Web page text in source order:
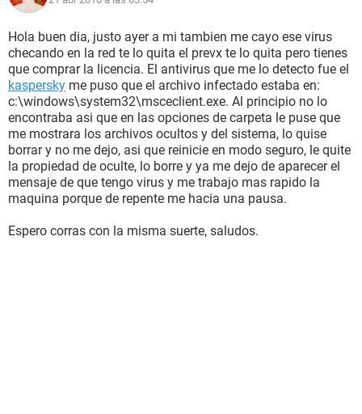
nod32 y me dijo que habia enkontrado algo pero que no se
el nombre del troyano o gusano era win32/vBbot.aq.
Tengo dos Hipotesis.
1.- Podria ser que mi programa Ciber Boss 4.5 Este
ocacionando esto
2.- Podria Ser que mi antivirus nod32 ya no este
funcionando bien y se este colando por ahi el virus
Observacion:
dada de alta en el ciberboss, osea no la trabajo con el ciber
Hola buen dia, justo ayer a mi tambien me cayo ese virus
checando en la red te lo quita el prevx te lo quita pero tienes
que comprar la licencia. El antivirus que me lo detecto fue el
kaspersky me puso que el archivo infectado estaba en:
c:\windows\system32\msceclient.exe. Al principio no lo
encontraba asi que en las opciones de carpeta le puse que
me mostrara los archivos ocultos y del sistema, lo quise
borrar y no me dejo, asi que reinicie en modo seguro, le quite
la propiedad de oculte, lo borre y ya me dejo de aparecer el
mensaje de que tengo virus y me trabajo mas rapido la
maquina porque de repente me hacia una pausa.
Espero corras con la misma suerte, saludos.